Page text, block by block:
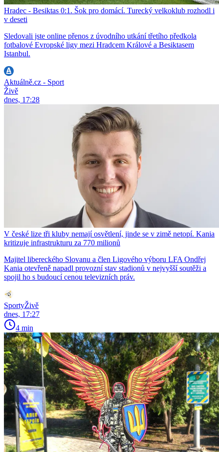
Hradec - Besiktas 0:1. Šok pro domácí. Turecký velkoklub rozhodl i
v deseti
Sledovali jste online přenos z úvodního utkání třetího předkola
fotbalové Evropské ligy mezi Hradcem Králové a Besiktasem
Istanbul.
Aktuálně.cz - Sport
Živě
dnes, 17:28
V české lize tři kluby nemají osvětlení, jinde se v zimě netopí. Kania
kritizuje infrastrukturu za 770 milionů
Majitel libereckého Slovanu a člen Ligového výboru LFA Ondřej
Kania otevřeně napadl provozní stav stadionů v nejvyšší soutěži a
spojil ho s budoucí cenou televizních práv.
SportyŽivě
dnes, 17:27
4 min